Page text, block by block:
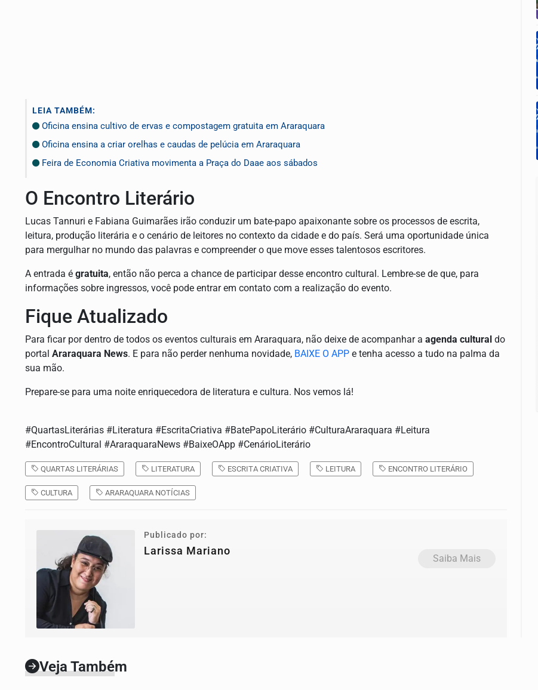
LEIA TAMBÉM:
Oficina ensina cultivo de ervas e compostagem gratuita em Araraquara
Oficina ensina a criar orelhas e caudas de pelúcia em Araraquara
Feira de Economia Criativa movimenta a Praça do Daae aos sábados
O Encontro Literário
Lucas Tannuri e Fabiana Guimarães irão conduzir um bate-papo apaixonante sobre os processos de escrita,
leitura, produção literária e o cenário de leitores no contexto da cidade e do país. Será uma oportunidade única
para mergulhar no mundo das palavras e compreender o que move esses talentosos escritores.
A entrada é gratuita, então não perca a chance de participar desse encontro cultural. Lembre-se de que, para
informações sobre ingressos, você pode entrar em contato com a realização do evento.
Fique Atualizado
Para ficar por dentro de todos os eventos culturais em Araraquara, não deixe de acompanhar a agenda cultural do
portal Araraquara News. E para não perder nenhuma novidade, BAIXE O APP e tenha acesso a tudo na palma da
sua mão.
Prepare-se para uma noite enriquecedora de literatura e cultura. Nos vemos lá!
#QuartasLiterárias #Literatura #EscritaCriativa #BatePapoLiterário #CulturaAraraquara #Leitura
#EncontroCultural #AraraquaraNews #BaixeOApp #CenárioLiterário
QUARTAS LITERÁRIAS LITERATURA ESCRITA CRIATIVA LEITURA ENCONTRO LITERÁRIO
CULTURA ARARAQUARA NOTÍCIAS
Publicado por:
Larissa Mariano
Saiba Mais
Veja Também